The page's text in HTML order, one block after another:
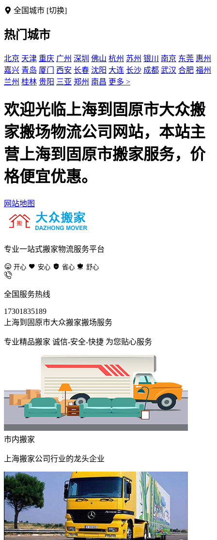
全国城市 [切换]
热门城市
北京 天津 重庆 广州 深圳 佛山 杭州 苏州 银川 南京 东莞 惠州
嘉兴 青岛 厦门 西安 长春 沈阳 大连 长沙 成都 武汉 合肥 福州
兰州 桂林 贵阳 三亚 郑州 南昌 更多 >
欢迎光临上海到固原市大众搬
家搬场物流公司网站，本站主
营上海到固原市搬家服务，价
格便宜优惠。
网站地图
专业一站式搬家物流服务平台
开心 安心 省心 舒心
全国服务热线
17301835189
上海到固原市大众搬家搬场服务
专业精品搬家 诚信-安全-快捷 为您贴心服务
市内搬家
上海搬家公司行业的龙头企业